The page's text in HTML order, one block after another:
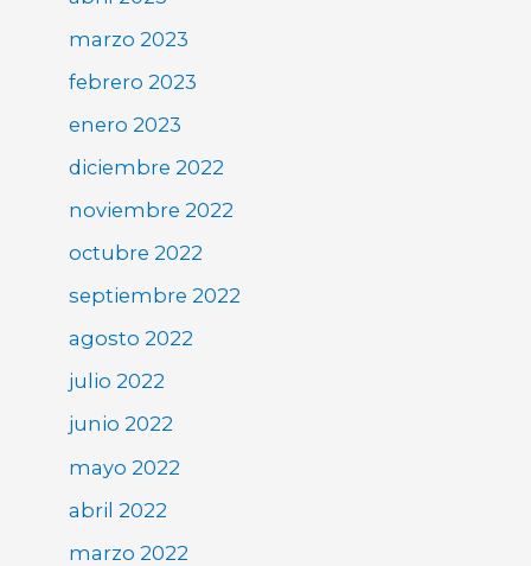
marzo 2023
febrero 2023
enero 2023
diciembre 2022
noviembre 2022
octubre 2022
septiembre 2022
agosto 2022
julio 2022
junio 2022
mayo 2022
abril 2022
marzo 2022